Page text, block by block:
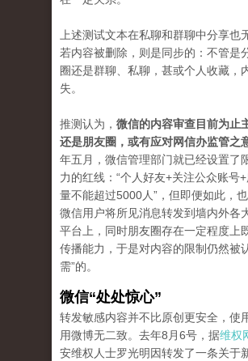
上述测试文本在私聊和群聊中分享也
若内容被删除，则是同步的：不管是
圈还是群聊、私聊，甚或个人收藏，
失。
推测认为， 微信的内容审查目前为止
还是朋友圈，或有应对网信办监管之意
年五月，微信管理部门就已经设置了
力的红线：“个人好友+关注公众账号
量不能超过5000人”，但即便如此，
微信用户将所见消息转发到墙内外各
平台上，同时朋友圈存在一定程度上
传播能力，于是对内容的限制仍然被
需”的。
微信“处处惊心”
转发敏感内容并不比原创更安全，使
用微博无二致。去年8月6号，据维权
安维权人士罗光明因转发了一条关于